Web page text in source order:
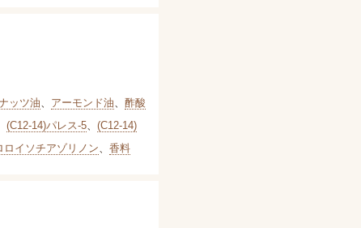
ッツ油、 アーモンド油、 酢酸
(C12-14)パレス-5、 (C12-14)
ロイソチアゾリノン、 香料